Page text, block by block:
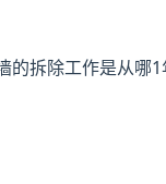
的拆除工作是从哪